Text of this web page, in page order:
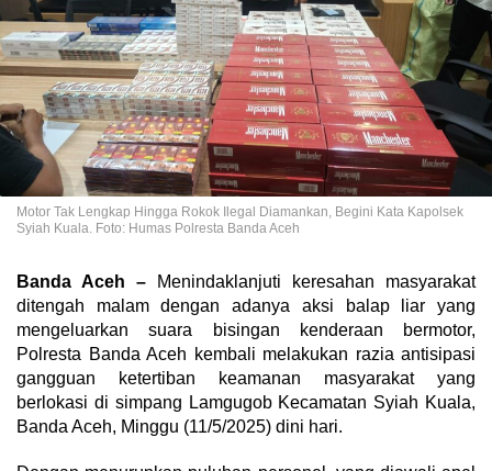
Motor Tak Lengkap Hingga Rokok Ilegal Diamankan, Begini Kata Kapolsek
Syiah Kuala. Foto: Humas Polresta Banda Aceh
Banda Aceh – Menindaklanjuti keresahan masyarakat
ditengah malam dengan adanya aksi balap liar yang
mengeluarkan suara bisingan kenderaan bermotor,
Polresta Banda Aceh kembali melakukan razia antisipasi
gangguan ketertiban keamanan masyarakat yang
berlokasi di simpang Lamgugob Kecamatan Syiah Kuala,
Banda Aceh, Minggu (11/5/2025) dini hari.